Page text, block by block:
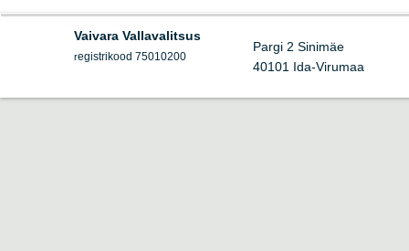
Vaivara Vallavalitsus
registrikood 75010200
Pargi 2 Sinimäe
40101 Ida-Virumaa